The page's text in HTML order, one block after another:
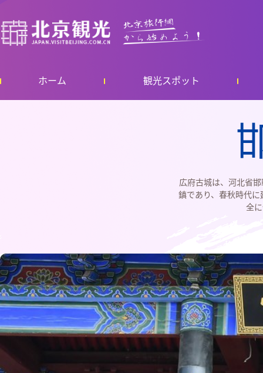
ホーム 観光スポット
広府古城は、河北省
鎮であり、春秋時代
全